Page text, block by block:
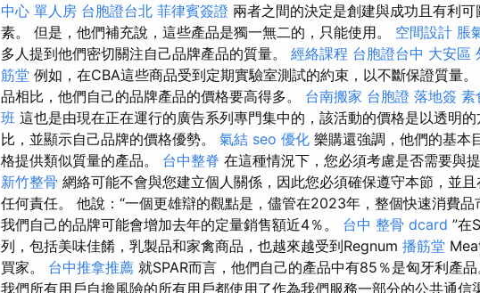
中心 單人房 台胞證台北 菲律賓簽證 兩者之間的決定是創建與成功且有利
素。 但是，他們補充說，這些產品是獨一無二的，只能使用。 空間設計 脹
多人提到他們密切關注自己品牌產品的質量。 經絡課程 台胞證台中 大安區
筋堂 例如，在CBA這些商品受到定期實驗室測試的約束，以不斷保證質量
品相比，他們自己的品牌產品的價格要高得多。 台南搬家 台胞證 落地簽 素
班 這也是由現在正在運行的廣告系列專門集中的，該活動的價格是以透明
比，並顯示自己品牌的價格優勢。 氣結 seo 優化 樂購還強調，他們的基本
格提供類似質量的產品。 台中整脊 在這種情況下，您必須考慮是否需要與
新竹整骨 網絡可能不會與您建立個人關係，因此您必須確保遵守本節，並
任何責任。 他說：“一個更雄辯的觀點是，儘管在2023年，整個快速消費
我們自己的品牌可能會增加去年的定量銷售額近4％。 台中 整骨 dcard ”在
列，包括美味佳餚，乳製品和家禽商品，也越來越受到Regnum 播筋堂
買家。 台中推拿推薦 就SPAR而言，他們自己的產品中有85％是匈牙利產品
我們所有用戶自擔風險的所有用戶都使用了作為我們服務一部分的公共通信